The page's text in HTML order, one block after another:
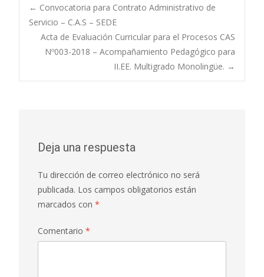
Navegación
de
entradas
← Convocatoria para Contrato Administrativo de
Servicio – C.A.S – SEDE
Acta de Evaluación Curricular para el Procesos CAS
Nº003-2018 – Acompañamiento Pedagógico para
II.EE. Multigrado Monolingüe. →
Deja una respuesta
Tu dirección de correo electrónico no será
publicada. Los campos obligatorios están
marcados con *
Comentario *